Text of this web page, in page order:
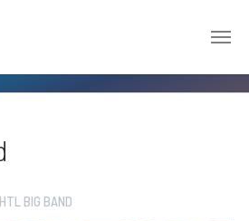
HTL BIG BAND